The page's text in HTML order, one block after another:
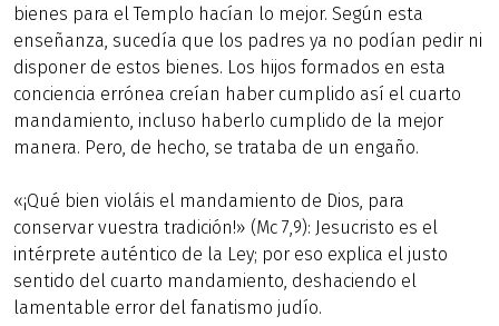
bienes para el Templo hacían lo mejor. Según esta
enseñanza, sucedía que los padres ya no podían pedir ni
disponer de estos bienes. Los hijos formados en esta
conciencia errónea creían haber cumplido así el cuarto
mandamiento, incluso haberlo cumplido de la mejor
manera. Pero, de hecho, se trataba de un engaño.
«¡Qué bien violáis el mandamiento de Dios, para
conservar vuestra tradición!» (Mc 7,9): Jesucristo es el
intérprete auténtico de la Ley; por eso explica el justo
sentido del cuarto mandamiento, deshaciendo el
lamentable error del fanatismo judío.